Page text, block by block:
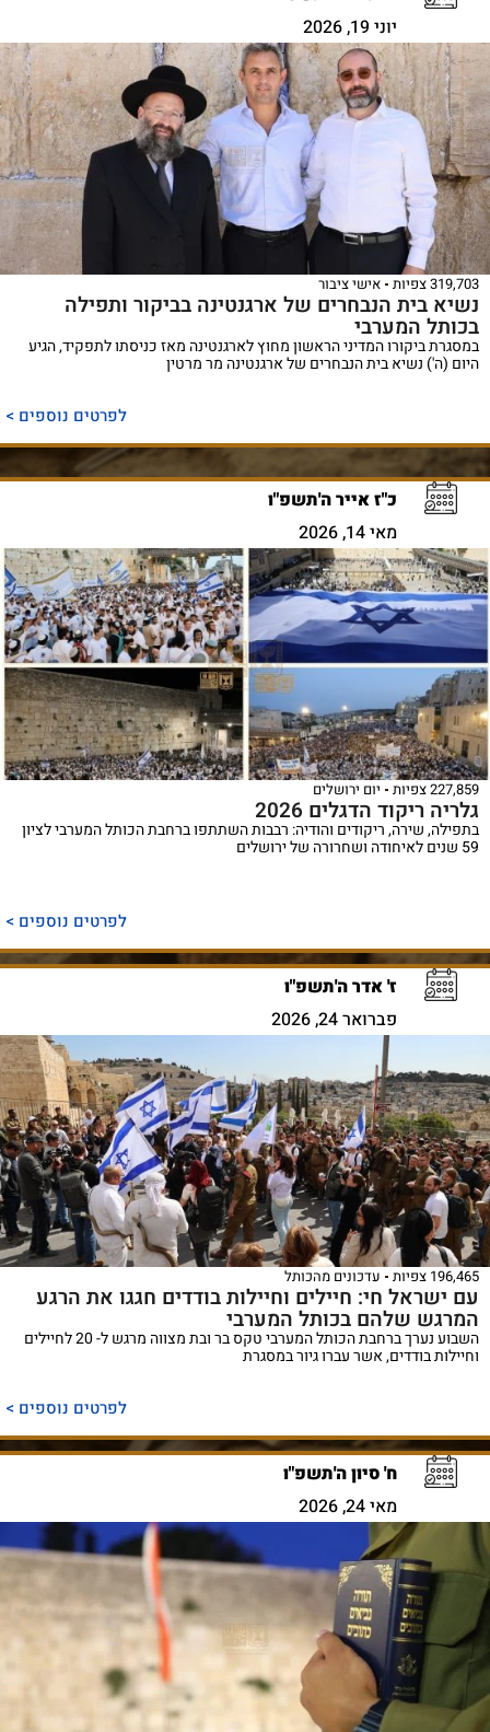
יוני 19, 2026
319,703 צפיות אישי ציבור
נשיא בית הנבחרים של ארגנטינה בביקור ותפילה
בכותל המערבי
במסגרת ביקורו המדיני הראשון מחוץ לארגנטינה מאז כניסתו לתפקיד, הגיע
היום (ה') נשיא בית הנבחרים של ארגנטינה מר מרטין
לפרטים נוספים >
כ"ז אייר ה'תשפ"ו
מאי 14, 2026
227,859 צפיות יום ירושלים
גלריה ריקוד הדגלים 2026
בתפילה, שירה, ריקודים והודיה: רבבות השתתפו ברחבת הכותל המערבי לציון
59 שנים לאיחודה ושחרורה של ירושלים
לפרטים נוספים >
ז' אדר ה'תשפ"ו
פברואר 24, 2026
196,465 צפיות עדכונים מהכותל
עם ישראל חי: חיילים וחיילות בודדים חגגו את הרגע
המרגש שלהם בכותל המערבי
השבוע נערך ברחבת הכותל המערבי טקס בר ובת מצווה מרגש ל- 20 לחיילים
וחיילות בודדים, אשר עברו גיור במסגרת
לפרטים נוספים >
ח' סיון ה'תשפ"ו
מאי 24, 2026